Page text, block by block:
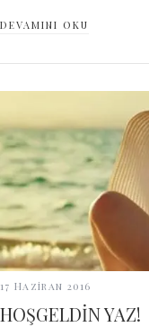
DEVAMINI OKU
17 Haziran 2016
HOŞGELDİN YAZ!